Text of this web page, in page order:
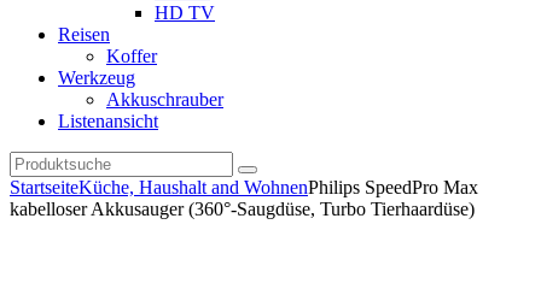
HD TV
Reisen
Koffer
Werkzeug
Akkuschrauber
Listenansicht
StartseiteKüche, Haushalt and WohnenPhilips SpeedPro Max
kabelloser Akkusauger (360°-Saugdüse, Turbo Tierhaardüse)